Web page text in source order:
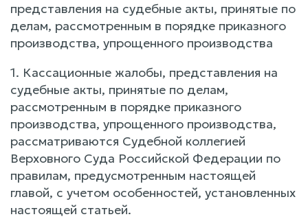
представления на судебные акты, принятые по
делам, рассмотренным в порядке приказного
производства, упрощенного производства
1. Кассационные жалобы, представления на
судебные акты, принятые по делам,
рассмотренным в порядке приказного
производства, упрощенного производства,
рассматриваются Судебной коллегией
Верховного Суда Российской Федерации по
правилам, предусмотренным настоящей
главой, с учетом особенностей, установленных
настоящей статьей.